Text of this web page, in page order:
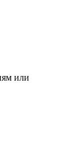
или